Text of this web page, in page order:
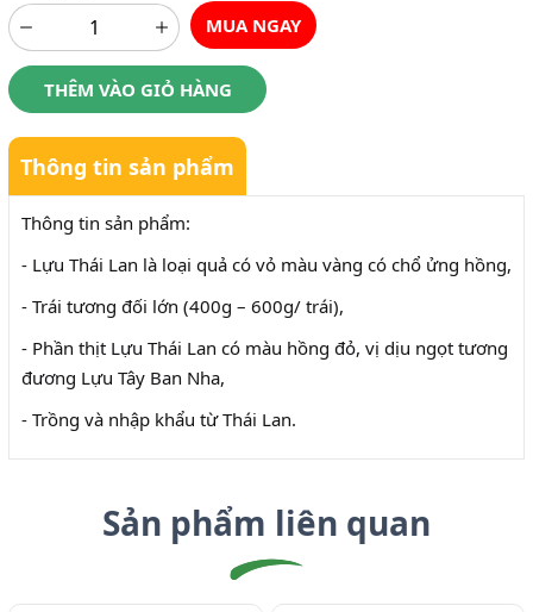
MUA NGAY
THÊM VÀO GIỎ HÀNG
Thông tin sản phẩm
Thông tin sản phẩm:
- Lựu Thái Lan là loại quả có vỏ màu vàng có chổ ửng hồng,
- Trái tương đối lớn (400g – 600g/ trái),
- Phần thịt Lựu Thái Lan có màu hồng đỏ, vị dịu ngọt tương
đương Lựu Tây Ban Nha,
- Trồng và nhập khẩu từ Thái Lan.
Sản phẩm liên quan